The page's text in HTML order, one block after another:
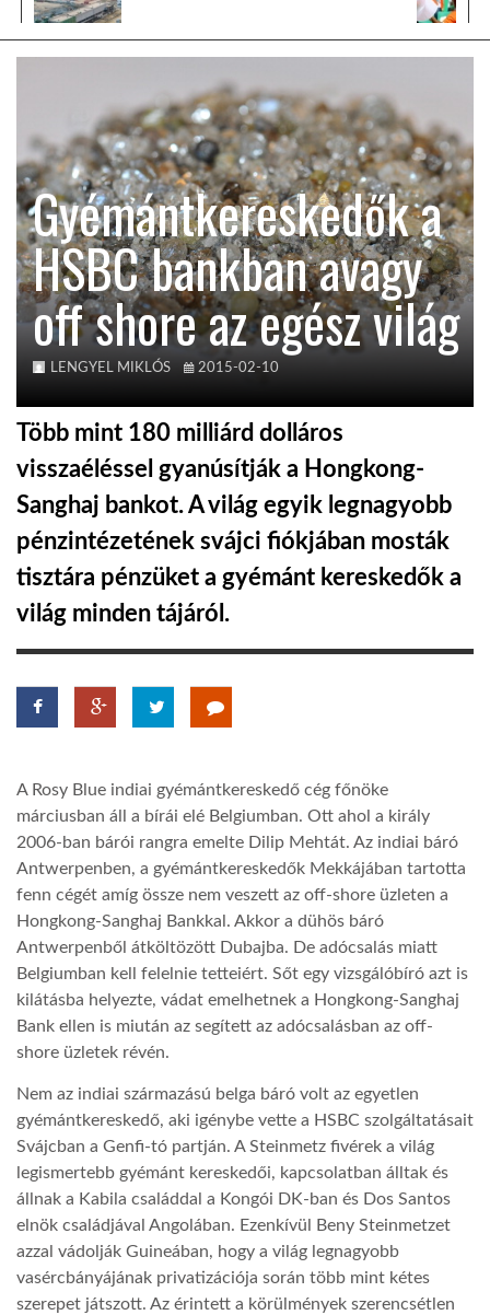
GLOBOTV BP
TROPICALMAGAZIN
GLOBOTV
AFRIKA TUDÁSTÁR
A NAP SZÉPE
LINKTR.EE
GLOBOZSARU
DOBRAVERO.HU
LATIMO.HU
GLOBOBOOK
Gyémántkereskedők a
HSBC bankban avagy
off shore az egész világ
LENGYEL MIKLÓS 2015-02-10
Több mint 180 milliárd dolláros
visszaéléssel gyanúsítják a Hongkong-
Sanghaj bankot. A világ egyik legnagyobb
pénzintézetének svájci fiókjában mosták
tisztára pénzüket a gyémánt kereskedők a
világ minden tájáról.
A Rosy Blue indiai gyémántkereskedő cég főnöke
márciusban áll a bírái elé Belgiumban. Ott ahol a király
2006-ban bárói rangra emelte Dilip Mehtát. Az indiai báró
Antwerpenben, a gyémántkereskedők Mekkájában tartotta
fenn cégét amíg össze nem veszett az off-shore üzleten a
Hongkong-Sanghaj Bankkal. Akkor a dühös báró
Antwerpenből átköltözött Dubajba. De adócsalás miatt
Belgiumban kell felelnie tetteiért. Sőt egy vizsgálóbíró azt is
kilátásba helyezte, vádat emelhetnek a Hongkong-Sanghaj
Bank ellen is miután az segített az adócsalásban az off-
shore üzletek révén.
Nem az indiai származású belga báró volt az egyetlen
gyémántkereskedő, aki igénybe vette a HSBC szolgáltatásait
Svájcban a Genfi-tó partján. A Steinmetz fivérek a világ
legismertebb gyémánt kereskedői, kapcsolatban álltak és
állnak a Kabila családdal a Kongói DK-ban és Dos Santos
elnök családjával Angolában. Ezenkívül Beny Steinmetzet
azzal vádolják Guineában, hogy a világ legnagyobb
vasércbányájának privatizációja során több mint kétes
szerepet játszott. Az érintett a körülmények szerencsétlen